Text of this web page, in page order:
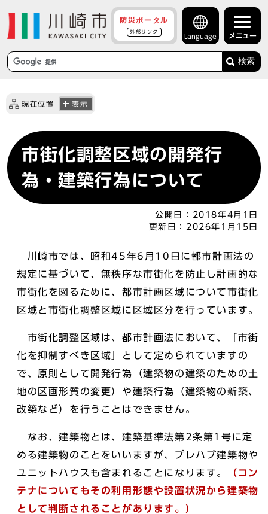
防災ポータル
外部リンク
Language メニュー
検索
現在位置 表示
市街化調整区域の開発行
為・建築行為について
公開日：
2018年4月1日
更新日： 2026年1月15日
川崎市では、昭和45年6月10日に都市計画法の
規定に基づいて、無秩序な市街化を防止し計画的な
市街化を図るために、都市計画区域について市街化
区域と市街化調整区域に区域区分を行っています。
市街化調整区域は、都市計画法において、「市街
化を抑制すべき区域」として定められていますの
で、原則として開発行為（建築物の建築のための土
地の区画形質の変更）や建築行為（建築物の新築、
改築など）を行うことはできません。
なお、建築物とは、建築基準法第2条第1号に定
める建築物のことをいいますが、プレハブ建築物や
ユニットハウスも含まれることになります。
（コン
テナについてもその利用形態や設置状況から建築物
として判断されることがあります。）